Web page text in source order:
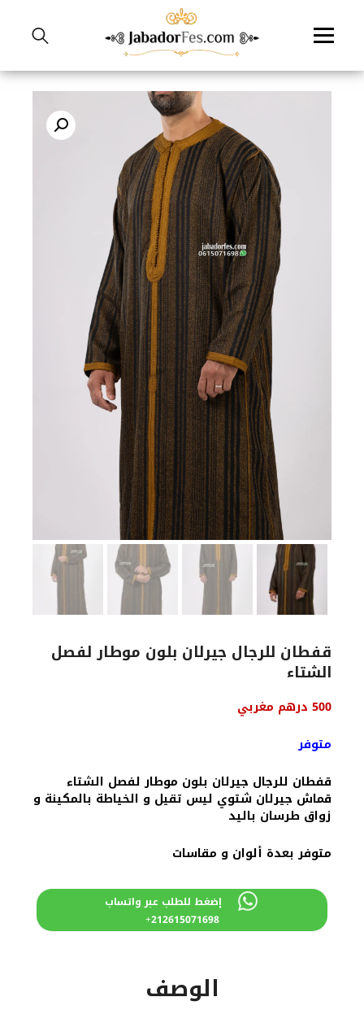
انتقل
المحتوى
قفطان للرجال جيرلان بلون موطار لفصل
الشتاء
500 درهم مغربي
متوفر
قفطان للرجال جيرلان بلون موطار لفصل الشتاء
قماش جيرلان شتوي ليس تقيل و الخياطة بالمكينة و
زواق طرسان باليد
متوفر بعدة ألوان و مقاسات
إضغط للطلب عبر واتساب
212615071698+
الوصف